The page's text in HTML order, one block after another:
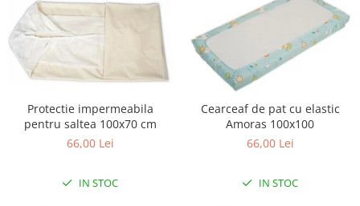
Lampi de veghe
Mobilier Birou
Saltele de infasat
Protectie impermeabila
pentru saltea 100x70 cm
66,00 Lei
IN STOC
Cearceaf de pat cu elastic
Amoras 100x100
66,00 Lei
IN STOC